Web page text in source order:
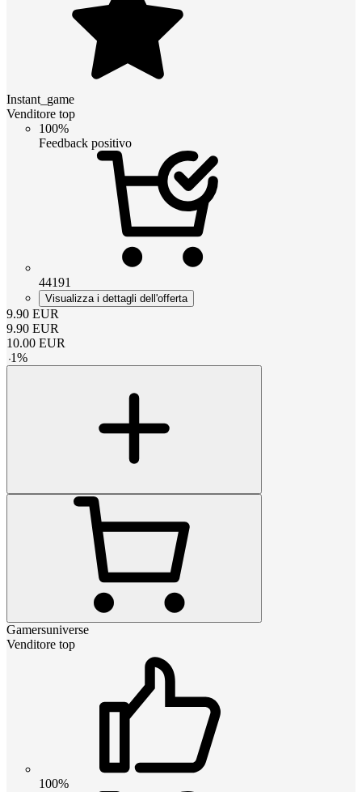
Instant_game
Venditore top
100%
Feedback positivo
44191
Visualizza i dettagli dell'offerta
9.90 EUR
9.90 EUR
10.00 EUR
-1%
Gamersuniverse
Venditore top
100%